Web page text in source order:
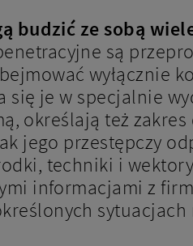
budzić ze sobą
są
wyłącznie
się je w specjalnie
określają też
jego przestępczy
techniki i
informacjami z